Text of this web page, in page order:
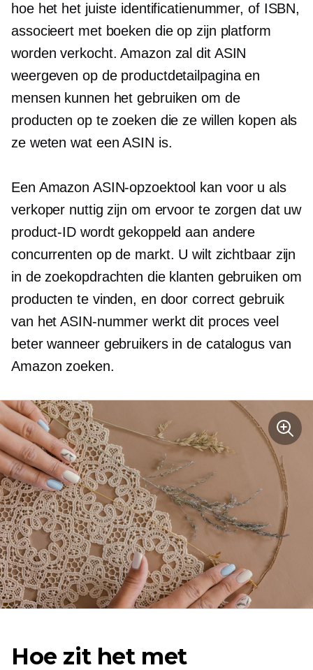
hoe het het juiste identificatienummer, of ISBN,
associeert met boeken die op zijn platform
worden verkocht. Amazon zal dit ASIN
weergeven op de productdetailpagina en
mensen kunnen het gebruiken om de
producten op te zoeken die ze willen kopen als
ze weten wat een ASIN is.
Een Amazon ASIN-opzoektool kan voor u als
verkoper nuttig zijn om ervoor te zorgen dat uw
product-ID wordt gekoppeld aan andere
concurrenten op de markt. U wilt zichtbaar zijn
in de zoekopdrachten die klanten gebruiken om
producten te vinden, en door correct gebruik
van het ASIN-nummer werkt dit proces veel
beter wanneer gebruikers in de catalogus van
Amazon zoeken.
Hoe zit het met